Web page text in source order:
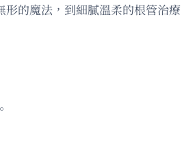
的魔法，到細膩溫柔的根管治